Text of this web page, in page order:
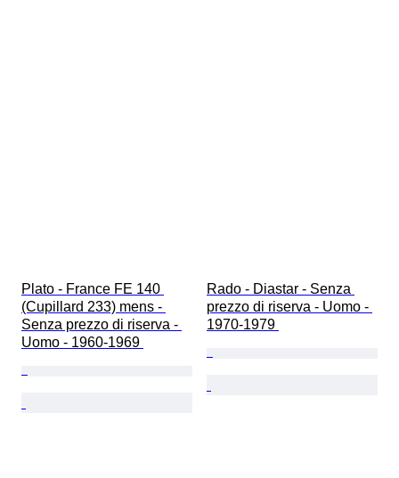
Plato - France FE 140
(Cupillard 233) mens -
Senza prezzo di riserva -
Uomo - 1960-1969
Rado - Diastar - Senza
prezzo di riserva - Uomo -
1970-1979